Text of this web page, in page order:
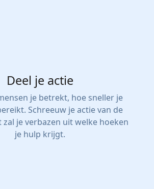
Deel je actie
je betrekt, hoe sneller je
Schreeuw je actie van de
zal je verbazen uit welke hoeken
je hulp krijgt.